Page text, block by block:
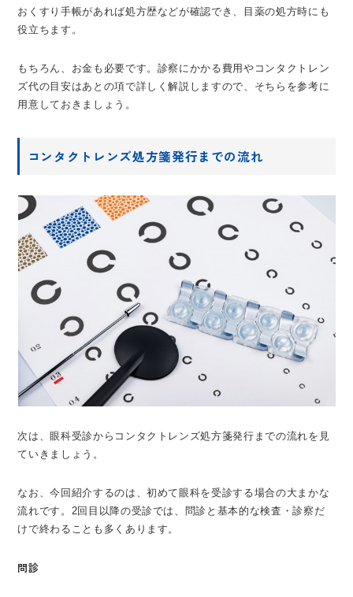
おくすり手帳があれば処方歴などが確認でき、目薬の処方時にも
役立ちます。
もちろん、お金も必要です。診察にかかる費用やコンタクトレン
ズ代の目安はあとの項で詳しく解説しますので、そちらを参考に
用意しておきましょう。
コンタクトレンズ処方箋発行までの流れ
次は、眼科受診からコンタクトレンズ処方箋発行までの流れを見
ていきましょう。
なお、今回紹介するのは、初めて眼科を受診する場合の大まかな
流れです。2回目以降の受診では、問診と基本的な検査・診察だ
けで終わることも多くあります。
問診